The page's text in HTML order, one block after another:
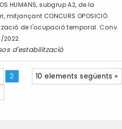
HUMANS, subgrup A2, de la
CONCURS OPOSICIÓ
de l'ocupació temporal. Conv.
2022.
d'estabilització
10 elements següents »
2